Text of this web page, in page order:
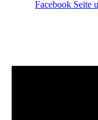
Facebook Seite